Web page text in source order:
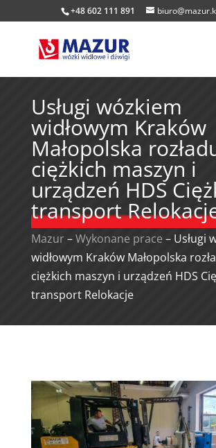
+48 602 111 891
Usługi wózkiem
widłowym Kraków
Małopolska
ciężkich maszyn i
urządzeń HDS
transport
Mazur–Wykonane prace – Usługi
widłowym Kraków Małopolska
ciężkich maszyn i urządzeń HDS
transport Relokacje